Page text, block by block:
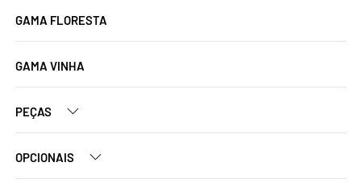
GAMA FLORESTA
GAMA VINHA
PEÇAS
OPCIONAIS